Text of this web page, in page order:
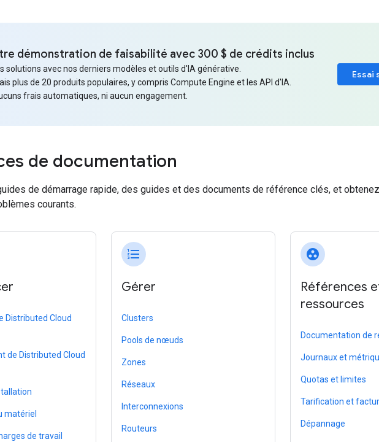
Essai
démonstration de faisabilité avec 300 $ de crédits inclus
solutions avec nos derniers modèles et outils d'IA générative.
plus de 20 produits populaires, y compris Compute Engine et les API d'IA.
frais automatiques, ni aucun engagement.
de documentation
de démarrage rapide, des guides et des documents de référence clés, et
courants.
Distributed Cloud
de Distributed Cloud
matériel
de travail
format_list_numbered
Gérer
Clusters
Pools de nœuds
Zones
Réseaux
Interconnexions
Routeurs
group_work
Références
ressources
Documentation de
Journaux et
Quotas et limites
Tarification et
Dépannage